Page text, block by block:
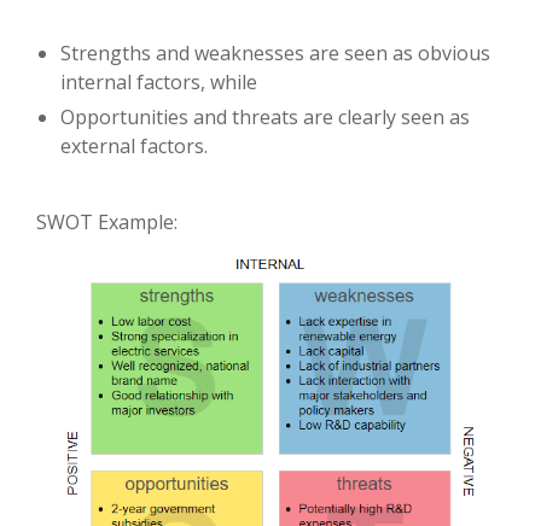
Strengths and weaknesses are seen as obvious
internal factors, while
Opportunities and threats are clearly seen as
external factors.
SWOT Example: